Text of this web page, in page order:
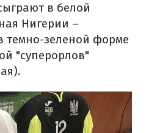
в белой
Нигерии –
темно-зеленой форме
"суперорлов"